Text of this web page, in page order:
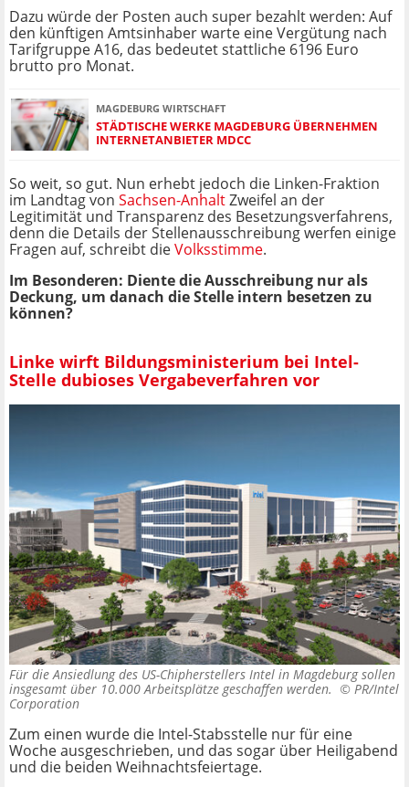
Dazu würde der Posten auch super bezahlt werden: Auf
den künftigen Amtsinhaber warte eine Vergütung nach
Tarifgruppe A16, das bedeutet stattliche 6196 Euro
brutto pro Monat.
MAGDEBURG WIRTSCHAFT
STÄDTISCHE WERKE MAGDEBURG ÜBERNEHMEN
INTERNETANBIETER MDCC
So weit, so gut. Nun erhebt jedoch die Linken-Fraktion
im Landtag von Sachsen-AnhaltZweifel an der
Legitimität und Transparenz des Besetzungsverfahrens,
denn die Details der Stellenausschreibung werfen einige
Fragen auf, schreibt dieVolksstimme.
Im Besonderen: Diente die Ausschreibung nur als
Deckung, um danach die Stelle intern besetzen zu
können?
Linke wirft Bildungsministerium bei Intel-
Stelle dubioses Vergabeverfahren vor
Für die Ansiedlung des US-Chipherstellers Intel in Magdeburg sollen
insgesamt über 10.000 Arbeitsplätze geschaffen werden. © PR/Intel
Corporation
Zum einen wurde die Intel-Stabsstelle nur für eine
Woche ausgeschrieben, und das sogar über Heiligabend
und die beiden Weihnachtsfeiertage.